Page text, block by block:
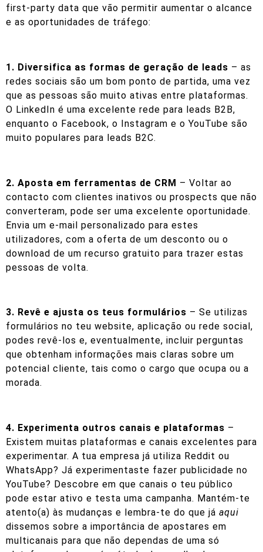
first-party data que vão permitir aumentar o alcance
e as oportunidades de tráfego:
1. Diversifica as formas de geração de leads – as
redes sociais são um bom ponto de partida, uma vez
que as pessoas são muito ativas entre plataformas.
O LinkedIn é uma excelente rede para leads B2B,
enquanto o Facebook, o Instagram e o YouTube são
muito populares para leads B2C.
2. Aposta em ferramentas de CRM – Voltar ao
contacto com clientes inativos ou prospects que não
converteram, pode ser uma excelente oportunidade.
Envia um e-mail personalizado para estes
utilizadores, com a oferta de um desconto ou o
download de um recurso gratuito para trazer estas
pessoas de volta.
3. Revê e ajusta os teus formulários – Se utilizas
formulários no teu website, aplicação ou rede social,
podes revê-los e, eventualmente, incluir perguntas
que obtenham informações mais claras sobre um
potencial cliente, tais como o cargo que ocupa ou a
morada.
4. Experimenta outros canais e plataformas –
Existem muitas plataformas e canais excelentes para
experimentar. A tua empresa já utiliza Reddit ou
WhatsApp? Já experimentaste fazer publicidade no
YouTube? Descobre em que canais o teu público
pode estar ativo e testa uma campanha. Mantém-te
atento(a) às mudanças e lembra-te do que já aqui
dissemos sobre a importância de apostares em
multicanais para que não dependas de uma só